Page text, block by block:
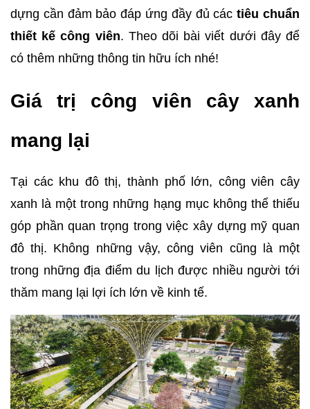
dựng cần đảm bảo đáp ứng đầy đủ cáctiêu chuẩn
thiết kế công viên. Theo dõi bài viết dưới đây để
có thêm những thông tin hữu ích nhé!
Giá trị công viên cây xanh
mang lại
Tại các khu đô thị, thành phố lớn, công viên cây
xanh là một trong những hạng mục không thể thiếu
góp phần quan trọng trong việc xây dựng mỹ quan
đô thị. Không những vậy, công viên cũng là một
trong những địa điểm du lịch được nhiều người tới
thăm mang lại lợi ích lớn về kinh tế.